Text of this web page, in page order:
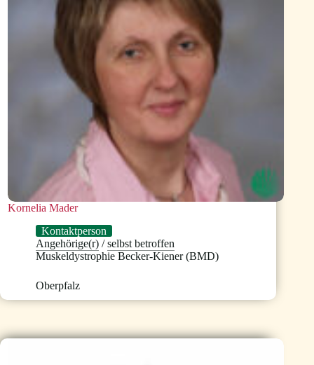
Kornelia Mader
Kontaktperson
Angehörige(r) /selbst betroffen
Muskeldystrophie Becker-Kiener (BMD)
Oberpfalz